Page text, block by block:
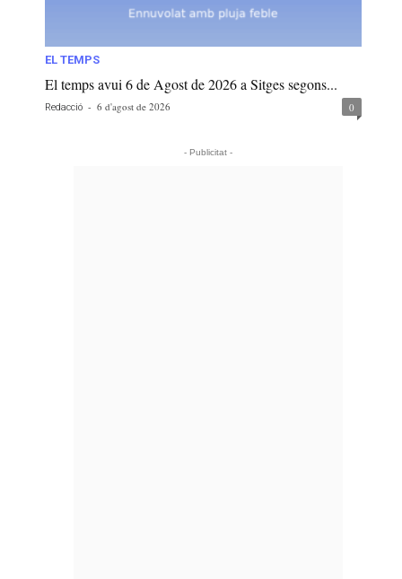
EL TEMPS
El temps avui 6 de Agost de 2026 a Sitges segons...
Redacció - 6 d'agost de 2026 0
- Publicitat -